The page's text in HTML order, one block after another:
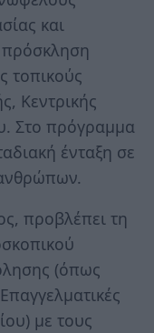
και
πρόσκληση
τοπικούς
Κεντρικής
Στο πρόγραμμα
ένταξη σε
προβλέπει τη
(όπως
με τους